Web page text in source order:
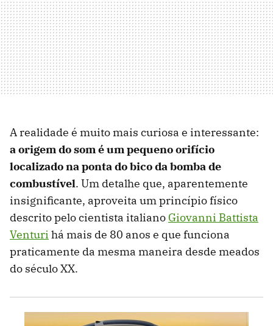
A realidade é muito mais curiosa e interessante:
a origem do som é um pequeno orifício
localizado na ponta do bico da bomba de
combustível. Um detalhe que, aparentemente
insignificante, aproveita um princípio físico
descrito pelo cientista italiano Giovanni Battista
Venturi há mais de 80 anos e que funciona
praticamente da mesma maneira desde meados
do século XX.